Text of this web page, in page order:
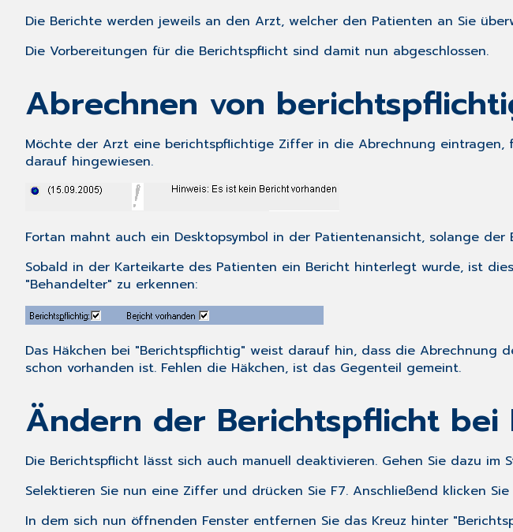
Die Berichte werden jeweils an den Arzt, welcher den Patienten an Sie
Die Vorbereitungen für die Berichtspflicht sind damit nun abgeschlossen.
Abrechnen von
Möchte der Arzt eine berichtspflichtige Ziffer in die Abrechnung
darauf hingewiesen.
Fortan mahnt auch ein Desktopsymbol in der Patientenansicht, solange der
Sobald in der Karteikarte des Patienten ein Bericht hinterlegt wurde, ist
"Behandelter" zu erkennen:
Das Häkchen bei "Berichtspflichtig" weist darauf hin, dass die
schon vorhanden ist. Fehlen die Häkchen, ist das Gegenteil gemeint.
Ändern der Berichtspflicht bei
Die Berichtspflicht lässt sich auch manuell deaktivieren. Gehen Sie dazu im
Selektieren Sie nun eine Ziffer und drücken Sie F7. Anschließend klicken
In dem sich nun öffnenden Fenster entfernen Sie das Kreuz hinter